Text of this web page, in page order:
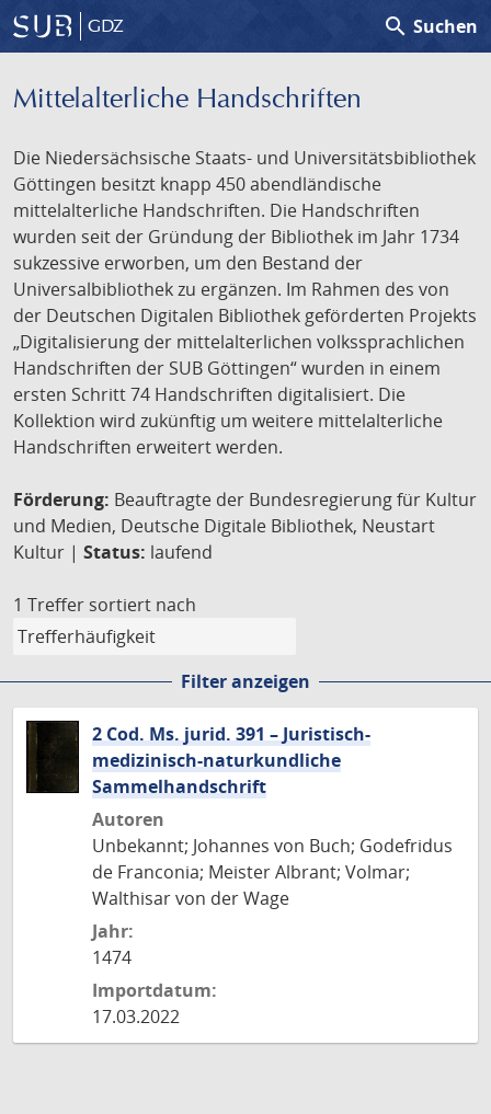
GDZ search Suchen
Mittelalterliche Handschriften
Die Niedersächsische Staats- und Universitätsbibliothek
Göttingen besitzt knapp 450 abendländische
mittelalterliche Handschriften. Die Handschriften
wurden seit der Gründung der Bibliothek im Jahr 1734
sukzessive erworben, um den Bestand der
Universalbibliothek zu ergänzen. Im Rahmen des von
der Deutschen Digitalen Bibliothek geförderten Projekts
„Digitalisierung der mittelalterlichen volkssprachlichen
Handschriften der SUB Göttingen“ wurden in einem
ersten Schritt 74 Handschriften digitalisiert. Die
Kollektion wird zukünftig um weitere mittelalterliche
Handschriften erweitert werden.
Förderung: Beauftragte der Bundesregierung für Kultur
und Medien, Deutsche Digitale Bibliothek, Neustart
Kultur | Status: laufend
1 Treffer sortiert nach
Filter anzeigen
2 Cod. Ms. jurid. 391 – Juristisch-
medizinisch-naturkundliche
Sammelhandschrift
Autoren
Unbekannt; Johannes von Buch; Godefridus
de Franconia; Meister Albrant; Volmar;
Walthisar von der Wage
Jahr:
1474
Importdatum:
17.03.2022